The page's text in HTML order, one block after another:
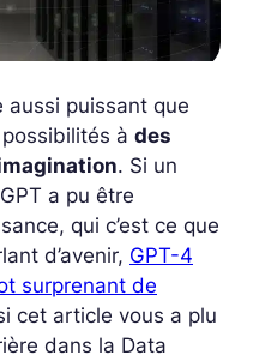
aussi puissant que
à des
. Si un
a pu être
qui c’est ce que
d’avenir, GPT-4
surprenant de
cet article vous a plu
dans la Data